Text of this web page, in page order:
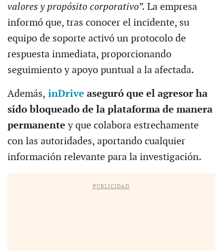
valores y propósito corporativo”. La empresa
informó que, tras conocer el incidente, su
equipo de soporte activó un protocolo de
respuesta inmediata, proporcionando
seguimiento y apoyo puntual a la afectada.
Además, inDrive aseguró que el agresor ha
sido bloqueado de la plataforma de manera
permanentey que colabora estrechamente
con las autoridades, aportando cualquier
información relevante para la investigación.
PUBLICIDAD